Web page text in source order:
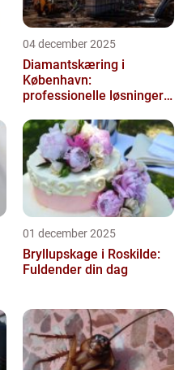
04 december 2025
Diamantskæring i
København:
professionelle løsninger
01 december 2025
Bryllupskage i Roskilde:
Fuldender din dag